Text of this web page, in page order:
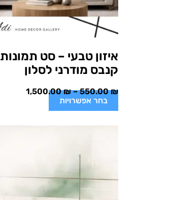
איזון טבעי – סט תמונות
קנבס מודרני לסלון
550.00₪
–
1,500.00₪
בחר אפשרויות